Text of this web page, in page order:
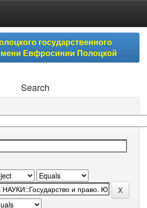
государственного
Евфросинии Полоцкой
Search